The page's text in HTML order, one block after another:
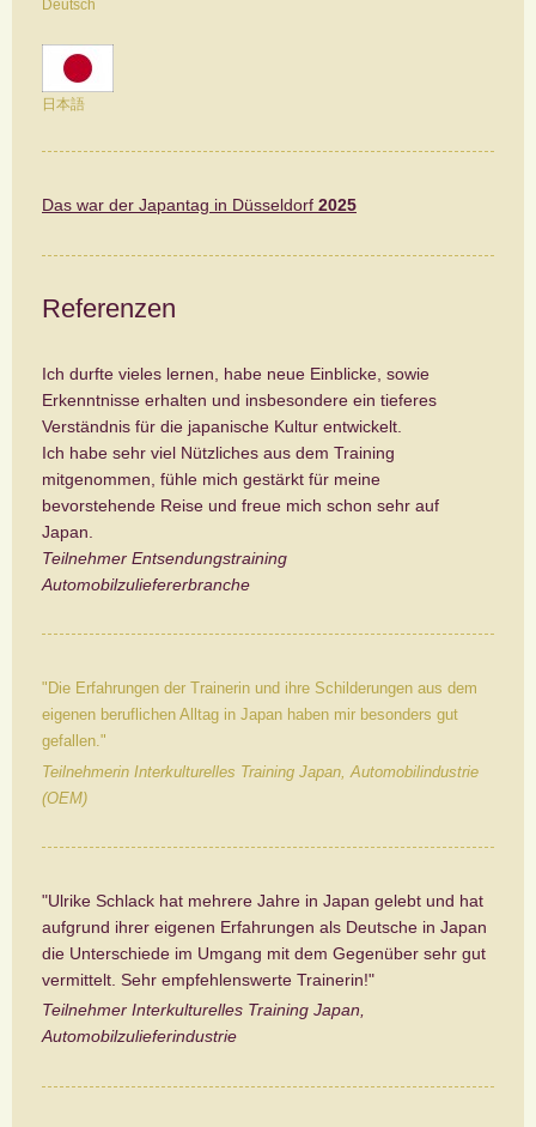
Deutsch
日本語
Das war der Japantag in Düsseldorf 2025
Referenzen
Ich durfte vieles lernen, habe neue Einblicke, sowie
Erkenntnisse erhalten und insbesondere ein tieferes
Verständnis für die japanische Kultur entwickelt.
Ich habe sehr viel Nützliches aus dem Training
mitgenommen, fühle mich gestärkt für meine
bevorstehende Reise und freue mich schon sehr auf
Japan.
Teilnehmer Entsendungstraining
Automobilzuliefererbranche
"Die Erfahrungen der Trainerin und ihre Schilderungen aus dem
eigenen beruflichen Alltag in Japan haben mir besonders gut
gefallen."
Teilnehmerin Interkulturelles Training Japan, Automobilindustrie
(OEM)
"Ulrike Schlack hat mehrere Jahre in Japan gelebt und hat
aufgrund ihrer eigenen Erfahrungen als Deutsche in Japan
die Unterschiede im Umgang mit dem Gegenüber sehr gut
vermittelt. Sehr empfehlenswerte Trainerin!"
Teilnehmer Interkulturelles Training Japan,
Automobilzulieferindustrie